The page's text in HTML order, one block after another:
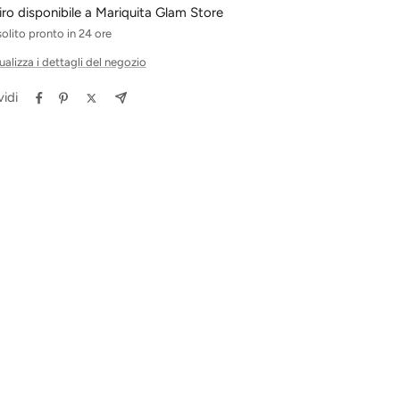
disponibile a Mariquita Glam Store
pronto in 24 ore
i dettagli del negozio